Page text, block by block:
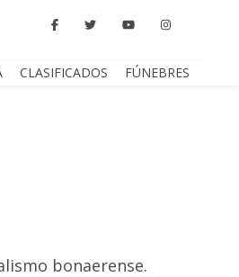
CLASIFICADOS FÚNEBRES
bonaerense.